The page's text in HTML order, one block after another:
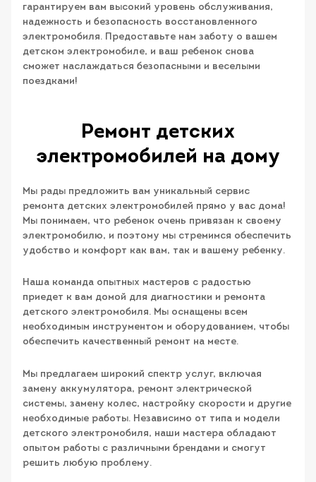
гарантируем вам высокий уровень обслуживания,
надежность и безопасность восстановленного
электромобиля. Предоставьте нам заботу о вашем
детском электромобиле, и ваш ребенок снова
сможет наслаждаться безопасными и веселыми
поездками!
Ремонт детских
электромобилей на дому
Мы рады предложить вам уникальный сервис
ремонта детских электромобилей прямо у вас дома!
Мы понимаем, что ребенок очень привязан к своему
электромобилю, и поэтому мы стремимся обеспечить
удобство и комфорт как вам, так и вашему ребенку.
Наша команда опытных мастеров с радостью
приедет к вам домой для диагностики и ремонта
детского электромобиля. Мы оснащены всем
необходимым инструментом и оборудованием, чтобы
обеспечить качественный ремонт на месте.
Мы предлагаем широкий спектр услуг, включая
замену аккумулятора, ремонт электрической
системы, замену колес, настройку скорости и другие
необходимые работы. Независимо от типа и модели
детского электромобиля, наши мастера обладают
опытом работы с различными брендами и смогут
решить любую проблему.